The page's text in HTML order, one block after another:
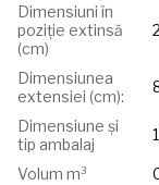
Dimensiuni în
poziție extinsă
(cm)
Dimensiunea
extensiei (cm):
Dimensiune și
tip ambalaj
Volum m³